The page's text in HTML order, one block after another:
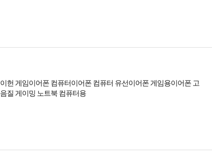
이헌 게임이어폰 컴퓨터이어폰 컴퓨터 유선이어폰 게임용이어폰 고
음질 게이밍 노트북 컴퓨터용